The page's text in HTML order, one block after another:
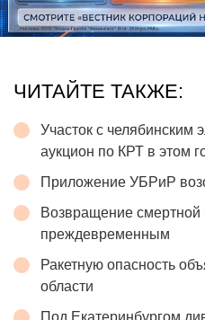
ЧИТАЙТЕ ТАКЖЕ:
Участок с челябинским
аукцион по КРТ в этом
Приложение УБРиР
Возвращение смертной
преждевременным
Ракетную опасность
области
Под Екатеринбургом